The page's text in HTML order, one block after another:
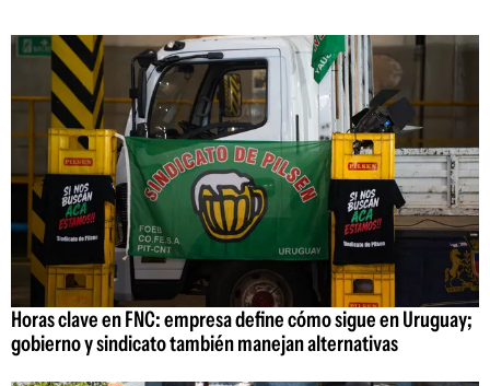
Horas clave en FNC: empresa define cómo sigue en Uruguay;
gobierno y sindicato también manejan alternativas